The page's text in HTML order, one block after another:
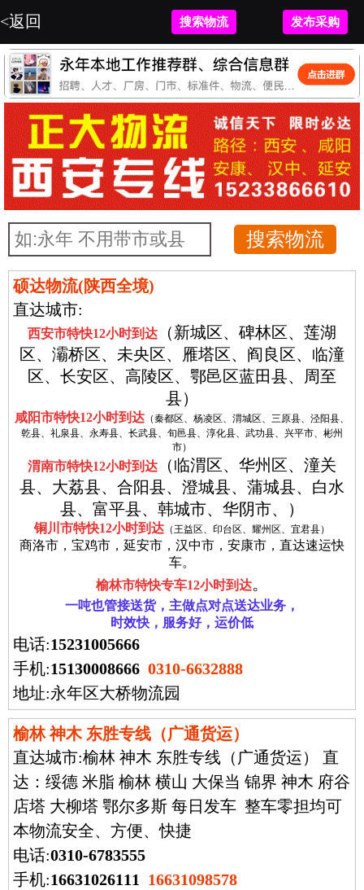
<返回 联系平台客户 发布采购
<返回 搜索物流 发布采购
硕达物流(陕西全境)
直达城市:
西安市特快12小时到达
（新城区、碑林区、莲湖
区、灞桥区、未央区、雁塔区、阎良区、临潼
区、长安区、高陵区、鄂邑区蓝田县、周至
县）
咸阳市特快12小时到达 （秦都区、杨凌区、渭城区、三原县、泾阳县、
乾县、礼泉县、永寿县、长武县、旬邑县、淳化县、武功县、兴平市、彬州
市）
渭南市特快12小时到达
（临渭区、华州区、潼关
县、大荔县、合阳县、澄城县、蒲城县、白水
县、富平县、韩城市、华阴市、）
铜川市特快12小时到达 （王益区、印台区、耀州区、宜君县）
商洛市，宝鸡市，延安市，汉中市，安康市，直达速运快
车。
榆林市特快专车12小时到达。
一吨也管接送货，主做点对点送达业务，
时效快，服务好，运价低
电话:15231005666
手机:15130008666 0310-6632888
地址:永年区大桥物流园
榆林 神木 东胜专线（广通货运）
直达城市:榆林 神木 东胜专线（广通货运） 直
达：绥德 米脂 榆林 横山 大保当 锦界 神木 府谷
店塔 大柳塔 鄂尔多斯 每日发车 整车零担均可
本物流安全、方便、快捷
电话:0310-6783555
手机:16631026111
16631098578